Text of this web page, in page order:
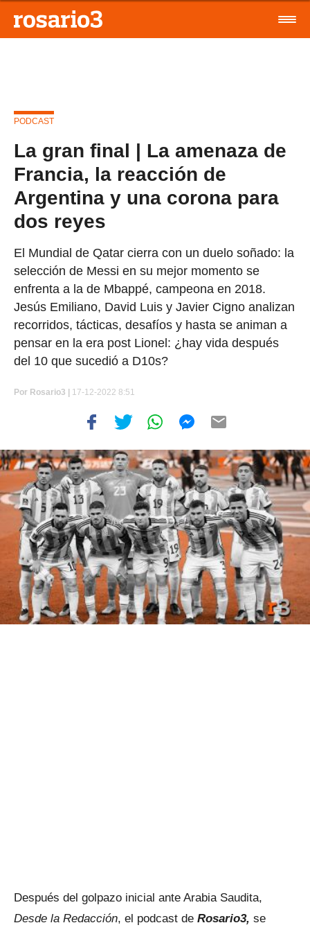
PODCAST
La gran final | La amenaza de
Francia, la reacción de
Argentina y una corona para
dos reyes
El Mundial de Qatar cierra con un duelo soñado: la
selección de Messi en su mejor momento se
enfrenta a la de Mbappé, campeona en 2018.
Jesús Emiliano, David Luis y Javier Cigno analizan
recorridos, tácticas, desafíos y hasta se animan a
pensar en la era post Lionel: ¿hay vida después
del 10 que sucedió a D10s?
Por Rosario3 | 17-12-2022 8:51
Después del golpazo inicial ante Arabia Saudita,
Desde la Redacción, el podcast de Rosario3, se